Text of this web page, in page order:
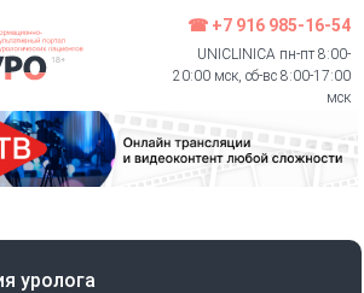
☎ +7 916 985-16-54
UNICLINICA пн-пт 8:00-
20:00 мск, сб-вс 8:00-17:00
мск
уролога